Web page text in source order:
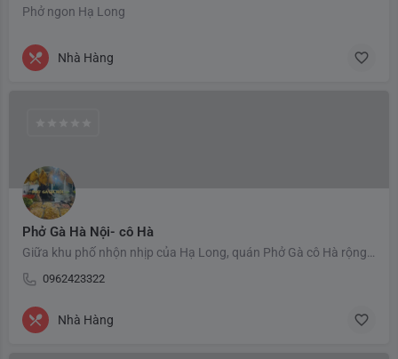
Phở ngon Hạ Long
Nhà Hàng
Phở Gà Hà Nội- cô Hà
0962423322
Nhà Hàng